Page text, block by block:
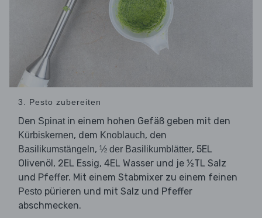
3. Pesto zubereiten
Den Spinatin einem hohen Gefäß geben mit den
Kürbiskernen, dem Knoblauch, den
Basilikumstängeln, ½ der Basilikumblätter, 5EL
Olivenöl, 2EL Essig, 4EL Wasser und je ½TL Salz
und Pfeffer. Mit einem Stabmixer zu einem feinen
Pesto pürieren und mit Salz und Pfeffer
abschmecken.